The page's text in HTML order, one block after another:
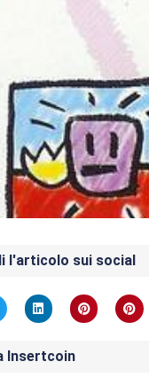
l'articolo sui social
Insertcoin